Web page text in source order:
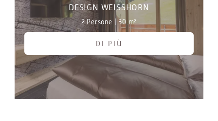
DESIGN WEISSHORN
2 Persone |30 m²
DI PIÙ